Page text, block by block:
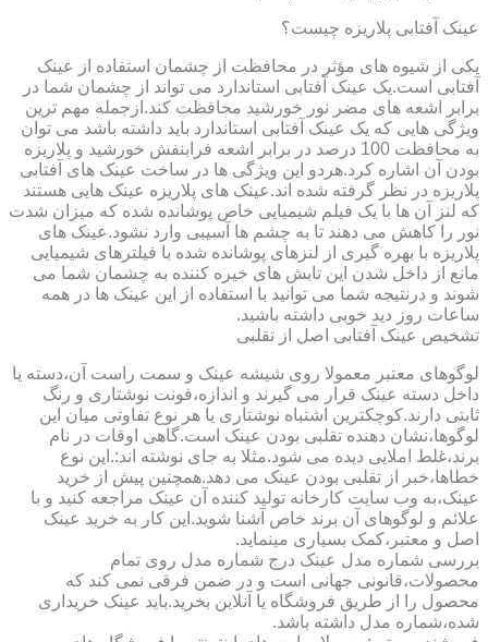
عینک آفتابی پلاریزه چیست؟
یکی از شیوه های مؤثر در محافظت از چشمان استفاده از عینک
آفتابی است.یک عینک آفتابی استاندارد می تواند از چشمان شما در
برابر اشعه های مضر نور خورشید محافظت کند.ازجمله مهم ترین
ویژگی هایی که یک عینک آفتابی استاندارد باید داشته باشد می توان
به محافظت 100 درصد در برابر اشعه فرابنفش خورشید و پلاریزه
بودن آن اشاره کرد.هردو این ویژگی ها در ساخت عینک های آفتابی
پلاریزه در نظر گرفته شده اند.عینک های پلاریزه عینک هایی هستند
که لنز آن ها با یک فیلم شیمیایی خاص پوشانده شده که میزان شدت
نور را کاهش می دهند تا به چشم ها آسیبی وارد نشود.عینک های
پلاریزه با بهره گیری از لنزهای پوشانده شده با فیلترهای شیمیایی
مانع از داخل شدن این تابش های خیره کننده به چشمان شما می
شوند و درنتیجه شما می توانید با استفاده از این عینک ها در همه
ساعات روز دید خوبی داشته باشید.
تشخیص عینک آفتابی اصل از تقلبی
لوگوهای معتبر معمولا روی شیشه عینک و سمت راست آن،دسته یا
داخل دسته عینک قرار می گیرند و اندازه،فونت نوشتاری و رنگ
ثابتی دارند.کوچکترین اشتباه نوشتاری یا هر نوع تفاوتی میان این
لوگوها،نشان دهنده تقلبی بودن عینک است.گاهی اوقات در نام
برند،غلط املایی دیده می شود.مثلا به جای نوشته اند:.این نوع
خطاها،خبر از تقلبی بودن عینک می دهد.همچنین پیش از خرید
عینک،به وب سایت کارخانه تولید کننده آن عینک مراجعه کنید و با
علائم و لوگوهای آن برند خاص آشنا شوید.این کار به خرید عینک
اصل و معتبر،کمک بسیاری مینماید.
بررسی شماره مدل عینک درج شماره مدل روی تمام
محصولات،قانونی جهانی است و در ضمن فرقی نمی کند که
محصول را از طریق فروشگاه یا آنلاین بخرید.باید عینک خریداری
شده،شماره مدل داشته باشد.